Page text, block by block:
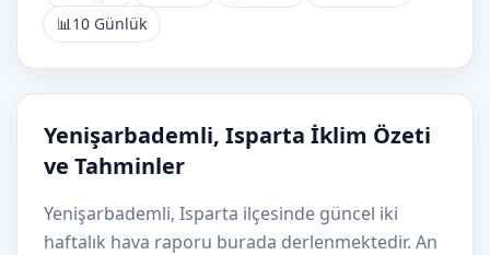
📊10 Günlük
Yenişarbademli, Isparta İklim Özeti
ve Tahminler
Yenişarbademli, Isparta ilçesinde güncel iki
haftalık hava raporu burada derlenmektedir. An